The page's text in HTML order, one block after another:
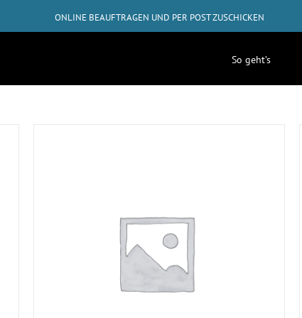
ONLINE BEAUFTRAGEN UND PER POST ZUSCHICKEN
So geht’s